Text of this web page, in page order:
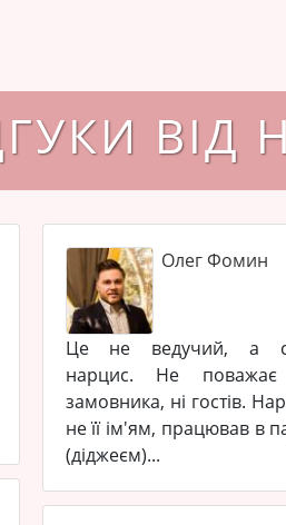
ВІД
Олег Фомин
Це не ведучий, а
нарцис. Не
замовника, ні гостів.
не її ім'ям, працював в
(діджеєм)...